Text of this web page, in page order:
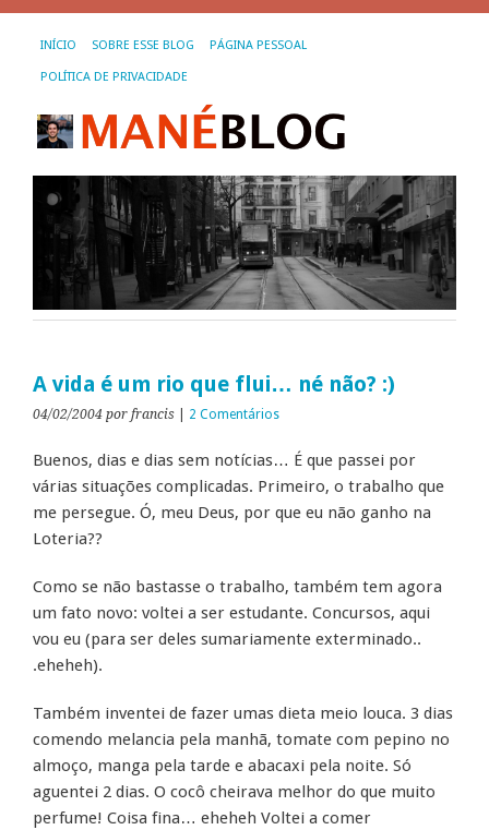
INÍCIO SOBRE ESSE BLOG PÁGINA PESSOAL
POLÍTICA DE PRIVACIDADE
A vida é um rio que flui… né não? :)
04/02/2004 por francis 2 Comentários
Buenos, dias e dias sem notícias… É que passei por
várias situações complicadas. Primeiro, o trabalho que
me persegue. Ó, meu Deus, por que eu não ganho na
Loteria??
Como se não bastasse o trabalho, também tem agora
um fato novo: voltei a ser estudante. Concursos, aqui
vou eu (para ser deles sumariamente exterminado..
.eheheh).
Também inventei de fazer umas dieta meio louca. 3 dias
comendo melancia pela manhã, tomate com pepino no
almoço, manga pela tarde e abacaxi pela noite. Só
aguentei 2 dias. O cocô cheirava melhor do que muito
perfume! Coisa fina… eheheh Voltei a comer